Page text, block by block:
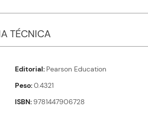
TÉCNICA
Editorial Pearson Education
Peso 0.4321
ISBN 9781447906728